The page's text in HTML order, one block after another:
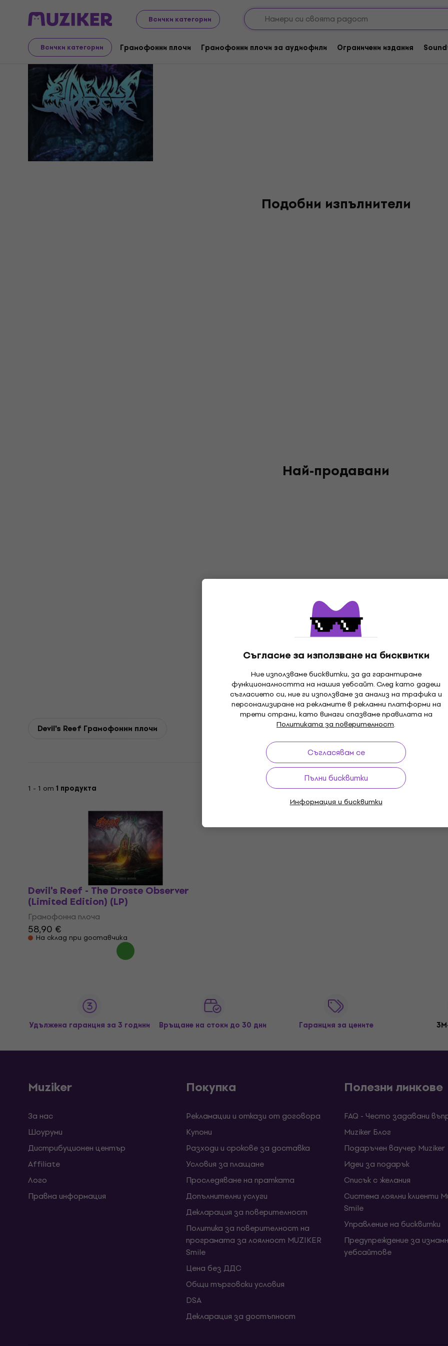
Всички категории
Всички категории Грамофонни плочи Грамофонни плочи за аудиофили Ограничени издания
Съгласие за използване на бисквитки
Ние използваме бисквитки, за да гарантираме
функционалността на нашия уебсайт. След като дадеш
съгласието си, ние ги използваме за анализ на трафика и
персонализиране на рекламите в рекламни платформи на
трети страни, като винаги спазваме правилата на
Политиката за поверителност.
Съгласявам се
Пълни бисквитки
Информация и бисквитки
Devil's Reef
Подобни изпълнители
Най-продавани
Devil's Reef Грамофонни плочи
1 - 1 от 1 продукта
Devil's Reef - The Droste Observer
(Limited Edition) (LP)
Грамофонна плоча
58,90 €
На склад при доставчика
Удължена гаранция за 3 години Връщане на стоки до 30 дни Гаранция за цените
Muziker
За нас
Шоуруми
Дистрибуционен център
Affiliate
Лого
Правна информация
Покупка
Рекламации и откази от договора
Kупони
Разходи и срокове за доставка
Условия за плащане
Проследяване на пратката
Допълнителни услуги
Декларация за поверителност
Политика за поверителност на
програмата за лоялност MUZIKER
Smile
Цена без ДДС
Общи търговски условия
DSA
Декларация за достъпност
Полезни линкове
FAQ - Често задавани
Muziker Блог
Подаръчен ваучер Muziker
Идеи за подарък
Списък с желания
Система лоялни клиенти
Smile
Управление на бисквитки
Предупреждение за
уебсайтове